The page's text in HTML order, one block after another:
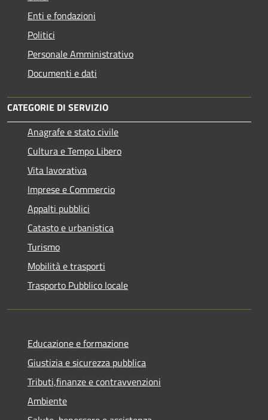
Enti e fondazioni
Politici
Personale Amministrativo
Documenti e dati
CATEGORIE DI SERVIZIO
Anagrafe e stato civile
Cultura e Tempo Libero
Vita lavorativa
Imprese e Commercio
Appalti pubblici
Catasto e urbanistica
Turismo
Mobilità e trasporti
Trasporto Pubblico locale
Educazione e formazione
Giustizia e sicurezza pubblica
Tributi,finanze e contravvenzioni
Ambiente